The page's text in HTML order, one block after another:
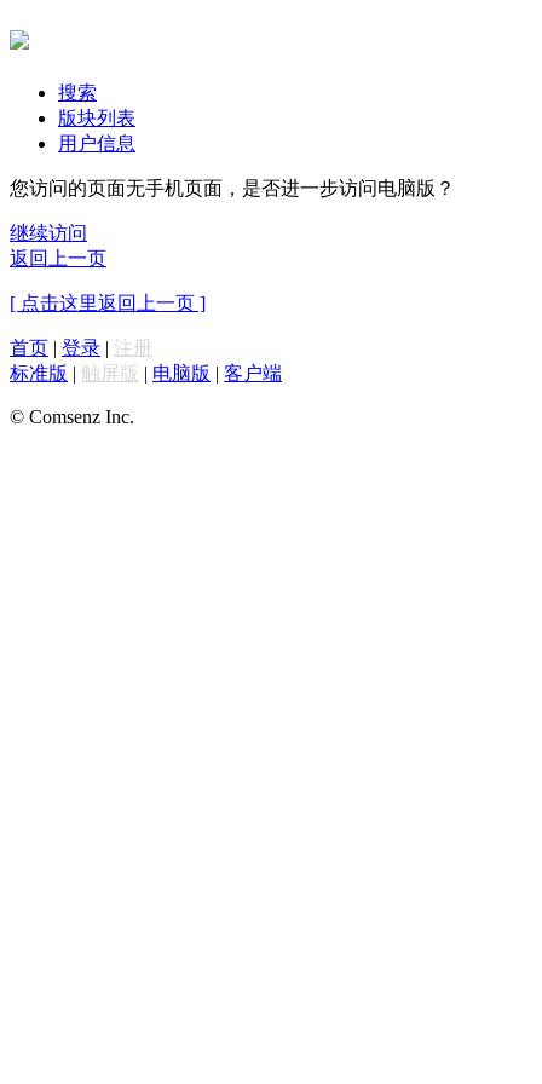
搜索
版块列表
用户信息
您访问的页面无手机页面，是否进一步访问电脑版？
继续访问
返回上一页
[ 点击这里返回上一页 ]
首页 | 登录 | 注册
标准版 | 触屏版 | 电脑版 | 客户端
© Comsenz Inc.